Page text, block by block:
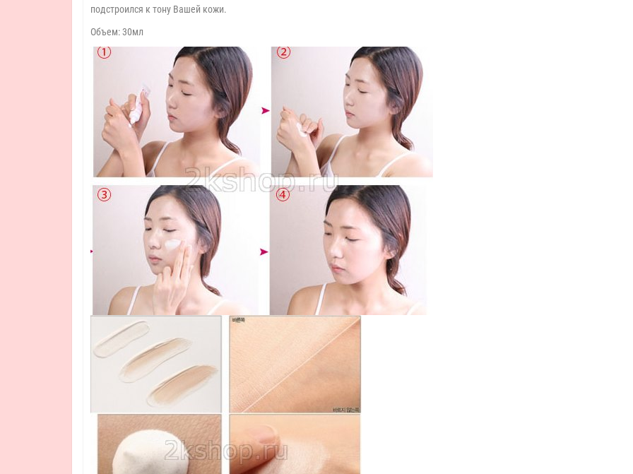
подстроился к тону Вашей кожи.
Объем: 30мл